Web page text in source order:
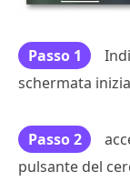
Passo 1
schermata
Passo 2
pulsante del